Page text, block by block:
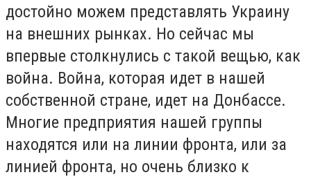
достойно можем представлять Украину
на внешних рынках. Но сейчас мы
впервые столкнулись с такой вещью, как
война. Война, которая идет в нашей
собственной стране, идет на Донбассе.
Многие предприятия нашей группы
находятся или на линии фронта, или за
линией фронта, но очень близко к